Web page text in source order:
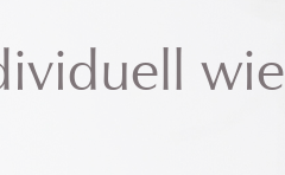
wie